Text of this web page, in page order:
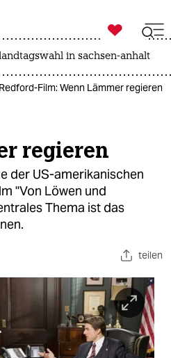
ich
ich

taz zahl ich
in sachsen-anhalt
Film: Wenn Lämmer regieren
regieren
der US-amerikanischen
"Von Löwen und
Thema ist das
teilen